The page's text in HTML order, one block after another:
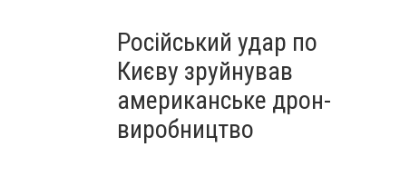
Російський удар по
Києву зруйнував
американське дрон-
виробництво